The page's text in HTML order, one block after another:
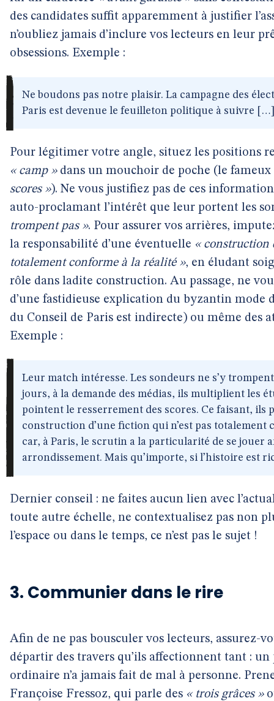
des candidates suffit apparemment à justifier
n’oubliez jamais d’inclure vos lecteurs en leur
obsessions. Exemple :
Ne boudons pas notre plaisir. La campagne des
Paris est devenue le feuilleton politique à suivre […]
Pour légitimer votre angle, situez les positions
« camp »dans un mouchoir de poche (le fameux
scores »). Ne vous justifiez pas de ces
auto-proclamant l’intérêt que leur portent les
trompent pas ». Pour assurer vos arrières,
la responsabilité d’une éventuelle «
totalement conforme à la réalité », en éludant
rôle dans ladite construction. Au passage, ne
d’une fastidieuse explication du byzantin mode
du Conseil de Paris est indirecte) ou même des
Exemple :
Leur match intéresse. Les sondeurs ne s’y
jours, à la demande des médias, ils multiplient les
pointent le resserrement des scores. Ce faisant, ils
construction d’une fiction qui n’est pas totalement
car, à Paris, le scrutin a la particularité de se jouer
arrondissement. Mais qu’importe, si l’histoire est
Dernier conseil : ne faites aucun lien avec
toute autre échelle, ne contextualisez pas non
l’espace ou dans le temps, ce n’est pas le sujet !
3. Communier dans le rire
Afin de ne pas bousculer vos lecteurs, assurez-
départir des travers qu’ils affectionnent tant : un
ordinaire n’a jamais fait de mal à personne.
Françoise Fressoz, qui parle des « trois grâces »